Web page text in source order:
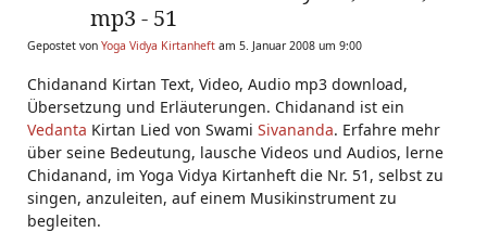
mp3 - 51
Gepostet von Yoga Vidya Kirtanheft am 5. Januar 2008 um 9:00
Chidanand Kirtan Text, Video, Audio mp3 download,
Übersetzung und Erläuterungen. Chidanand ist ein
Vedanta Kirtan Lied von Swami Sivananda. Erfahre mehr
über seine Bedeutung, lausche Videos und Audios, lerne
Chidanand, im Yoga Vidya Kirtanheft die Nr. 51, selbst zu
singen, anzuleiten, auf einem Musikinstrument zu
begleiten.